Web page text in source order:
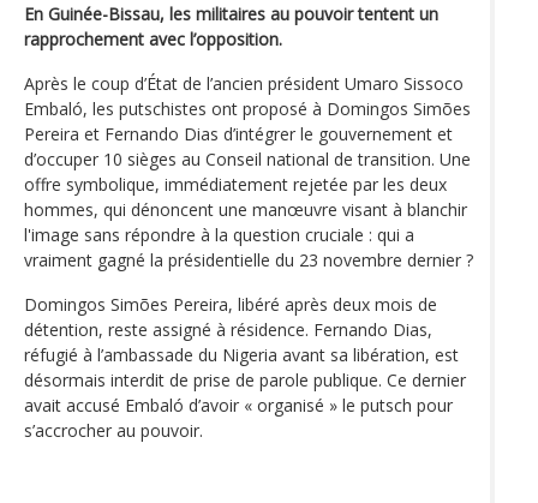
En Guinée-Bissau, les militaires au pouvoir tentent un
rapprochement avec l’opposition.
Après le coup d’État de l’ancien président Umaro Sissoco
Embaló, les putschistes ont proposé à Domingos Simões
Pereira et Fernando Dias d’intégrer le gouvernement et
d’occuper 10 sièges au Conseil national de transition. Une
offre symbolique, immédiatement rejetée par les deux
hommes, qui dénoncent une manœuvre visant à blanchir
l'image sans répondre à la question cruciale : qui a
vraiment gagné la présidentielle du 23 novembre dernier ?
Domingos Simões Pereira, libéré après deux mois de
détention, reste assigné à résidence. Fernando Dias,
réfugié à l’ambassade du Nigeria avant sa libération, est
désormais interdit de prise de parole publique. Ce dernier
avait accusé Embaló d’avoir « organisé » le putsch pour
s’accrocher au pouvoir.